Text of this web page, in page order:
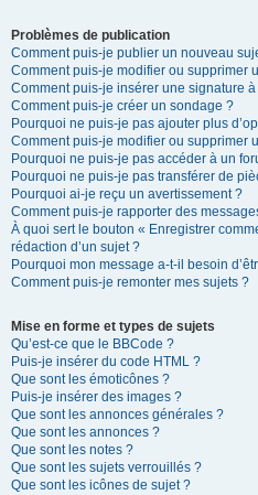
Problèmes de publication
Comment puis-je publier un nouveau
Comment puis-je modifier ou supprimer
Comment puis-je insérer une signature
Comment puis-je créer un sondage ?
Pourquoi ne puis-je pas ajouter plus
Comment puis-je modifier ou supprimer
Pourquoi ne puis-je pas accéder à un
Pourquoi ne puis-je pas transférer de
Pourquoi ai-je reçu un avertissement ?
Comment puis-je rapporter des
À quoi sert le bouton « Enregistrer
rédaction d’un sujet ?
Pourquoi mon message a-t-il besoin
Comment puis-je remonter mes sujets ?
Mise en forme et types de sujets
Qu’est-ce que le BBCode ?
Puis-je insérer du code HTML ?
Que sont les émoticônes ?
Puis-je insérer des images ?
Que sont les annonces générales ?
Que sont les annonces ?
Que sont les notes ?
Que sont les sujets verrouillés ?
Que sont les icônes de sujet ?